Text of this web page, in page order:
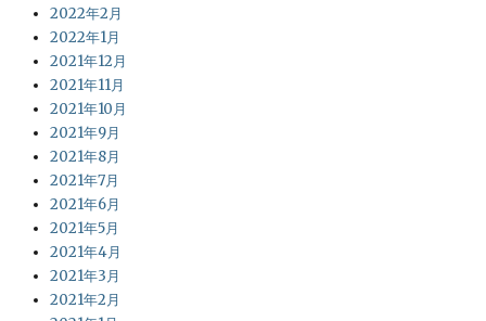
2022年2月
2022年1月
2021年12月
2021年11月
2021年10月
2021年9月
2021年8月
2021年7月
2021年6月
2021年5月
2021年4月
2021年3月
2021年2月